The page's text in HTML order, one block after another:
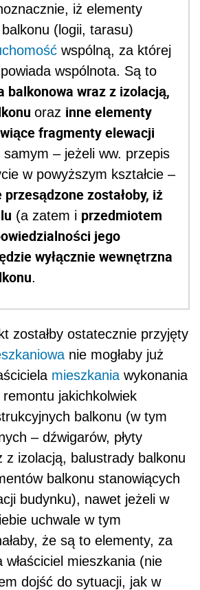
iż elementy
(logii, tarasu)
wspólną, za której
wspólnota. Są to
balkonowa wraz z izolacją,
oraz inne elementy
fragmenty elewacji
samym – jeżeli ww. przepis
w powyższym kształcie –
zostałoby, iż
(a zatem i przedmiotem
jego
wyłącznie wewnętrzna
.
zostałby ostatecznie przyjęty
nie mogłaby już
mieszkania wykonania
remontu jakichkolwiek
balkonu (w tym
– dźwigarów, płyty
z izolacją, balustrady balkonu
balkonu stanowiących
budynku), nawet jeżeli w
uchwale w tym
że są to elementy, za
mieszkania (nie
dojść do sytuacji, jak w